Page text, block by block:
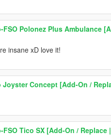
FSO Polonez Plus Ambulance
insane xD love it!
Joyster Concept [Add-On /
FSO Tico SX [Add-On / Replace